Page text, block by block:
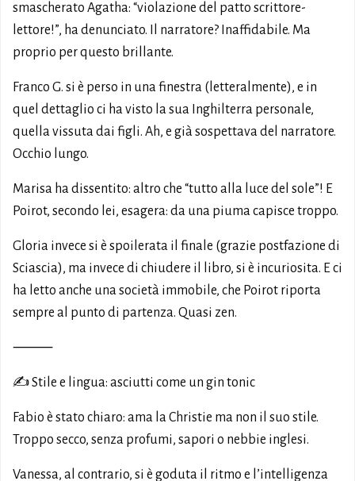
smascherato Agatha: “violazione del patto scrittore-
lettore!”, ha denunciato. Il narratore? Inaffidabile. Ma
proprio per questo brillante.
Franco G. si è perso in una finestra (letteralmente), e in
quel dettaglio ci ha visto la sua Inghilterra personale,
quella vissuta dai figli. Ah, e già sospettava del narratore.
Occhio lungo.
Marisa ha dissentito: altro che “tutto alla luce del sole”! E
Poirot, secondo lei, esagera: da una piuma capisce troppo.
Gloria invece si è spoilerata il finale (grazie postfazione di
Sciascia), ma invece di chiudere il libro, si è incuriosita. E ci
ha letto anche una società immobile, che Poirot riporta
sempre al punto di partenza. Quasi zen.
⸻
✍️ Stile e lingua: asciutti come un gin tonic
Fabio è stato chiaro: ama la Christie ma non il suo stile.
Troppo secco, senza profumi, sapori o nebbie inglesi.
Vanessa, al contrario, si è goduta il ritmo e l’intelligenza